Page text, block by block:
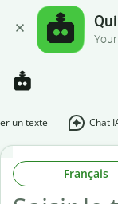
un texte Chat
Français